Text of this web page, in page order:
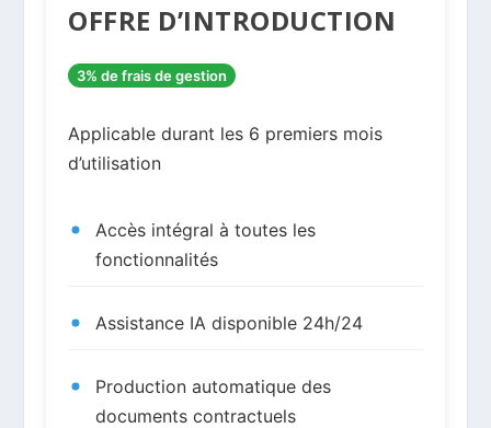
OFFRE D’INTRODUCTION
3% de frais de gestion
Applicable durant les 6 premiers mois
d’utilisation
Accès intégral à toutes les
fonctionnalités
Assistance IA disponible 24h/24
Production automatique des
documents contractuels